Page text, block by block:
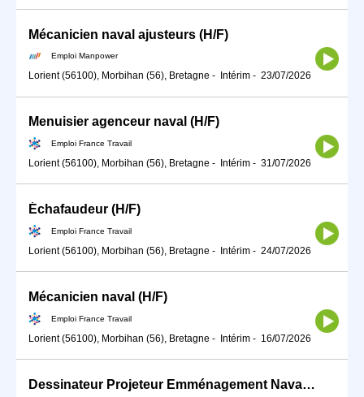
Mécanicien naval ajusteurs (H/F)
Emploi Manpower
Lorient (56100), Morbihan (56), Bretagne - Intérim - 23/07/2026
Menuisier agenceur naval (H/F)
Emploi France Travail
Lorient (56100), Morbihan (56), Bretagne - Intérim - 31/07/2026
Échafaudeur (H/F)
Emploi France Travail
Lorient (56100), Morbihan (56), Bretagne - Intérim - 24/07/2026
Mécanicien naval (H/F)
Emploi France Travail
Lorient (56100), Morbihan (56), Bretagne - Intérim - 16/07/2026
Dessinateur Projeteur Emménagement Naval H/F (H/F)